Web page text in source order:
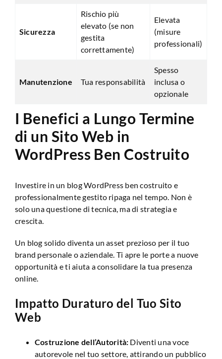
Sicurezza
Rischio più
elevato (se non
gestita
correttamente)
Elevata
(misure
professionali)
Manutenzione Tua responsabilità
Spesso
inclusa o
opzionale
I Benefici a Lungo Termine
di un Sito Web in
WordPress Ben Costruito
Investire in un blog WordPress ben costruito e
professionalmente gestito ripaga nel tempo. Non è
solo una questione di tecnica, ma di strategia e
crescita.
Un blog solido diventa un asset prezioso per il tuo
brand personale o aziendale. Ti apre le porte a nuove
opportunità e ti aiuta a consolidare la tua presenza
online.
Impatto Duraturo del Tuo Sito
Web
Costruzione dell’Autorità: Diventi una voce
autorevole nel tuo settore, attirando un pubblico